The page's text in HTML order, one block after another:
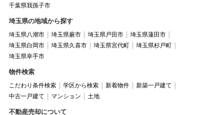
千葉県我孫子市
埼玉県の地域から探す
埼玉県八潮市 埼玉県蕨市 埼玉県戸田市
埼玉県蓮田市
埼玉県白岡市
埼玉県久喜市 埼玉県宮代町
埼玉県杉戸町
埼玉県幸手市
物件検索
こだわり条件検索 学区から検索 新着物件
新築一戸建て
中古一戸建て
マンション 土地
不動産売却について